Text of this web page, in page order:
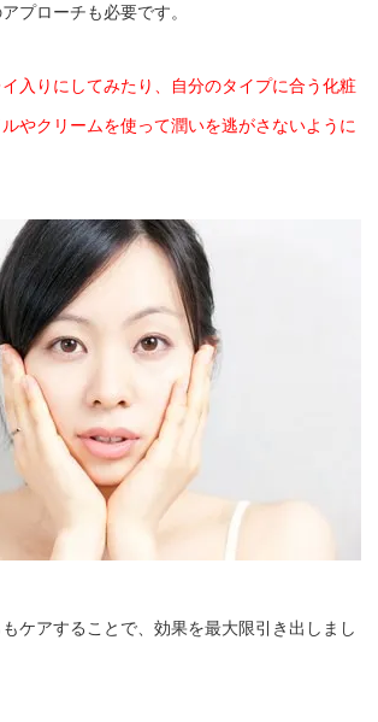
プローチも必要です。
入りにしてみたり、自分のタイプに合う化粧
やクリームを使って潤いを逃がさないように
ケアすることで、効果を最大限引き出しまし